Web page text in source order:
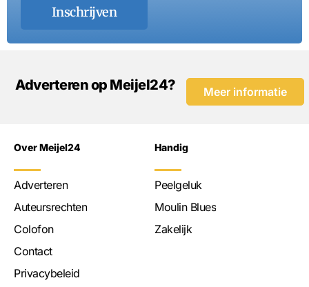
Inschrijven
Adverteren op Meijel24? Meer informatie
Over Meijel24
Adverteren
Auteursrechten
Colofon
Contact
Privacybeleid
Handig
Peelgeluk
Moulin Blues
Zakelijk